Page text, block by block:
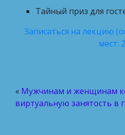
Тайный приз для
Записаться на лекцию
мест:
« Мужчинам и женщинам
виртуальную занятость